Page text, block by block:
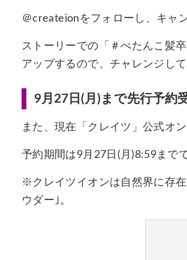
＠createionをフォローし、キャ
ストーリーでの「＃ぺたんこ髪
アップするので、チャレンジして
9月27日(月)まで先行予約
また、現在「クレイツ」公式オ
予約期間は9月27日(月)8:59まで
※クレイツイオンは自然界に存
ウダー｣。